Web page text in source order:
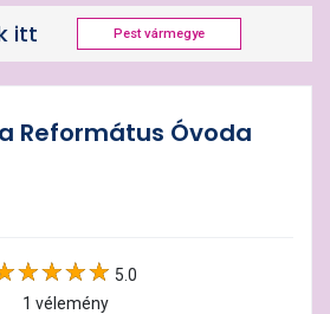
itt Pest vármegye
Református Óvoda
5.0
1 vélemény